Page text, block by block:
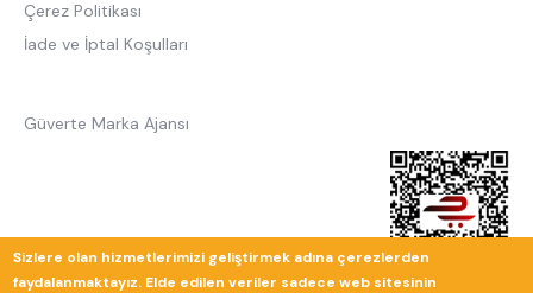
Çerez Politikası
İade ve İptal Koşulları
Güverte Marka Ajansı
Sizlere olan hizmetlerimizi geliştirmek adına çerezlerden
faydalanmaktayız. Elde edilen veriler sadece web sitesinin